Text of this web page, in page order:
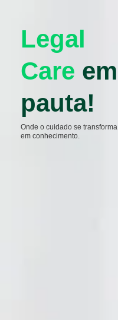
Legal
Care em
pauta!
Onde o cuidado se transforma
em conhecimento.